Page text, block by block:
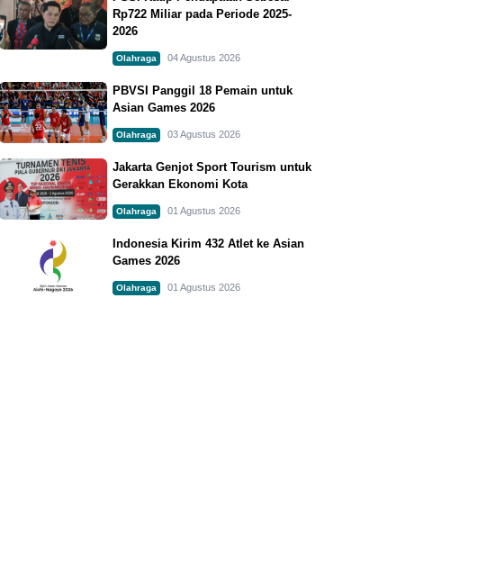
Rp722 Miliar pada Periode 2025-
2026
Olahraga 04 Agustus 2026
PBVSI Panggil 18 Pemain untuk
Asian Games 2026
Olahraga 03 Agustus 2026
Jakarta Genjot Sport Tourism untuk
Gerakkan Ekonomi Kota
Olahraga 01 Agustus 2026
Indonesia Kirim 432 Atlet ke Asian
Games 2026
Olahraga 01 Agustus 2026